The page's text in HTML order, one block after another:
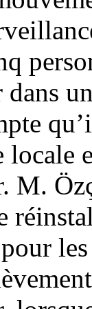
M.